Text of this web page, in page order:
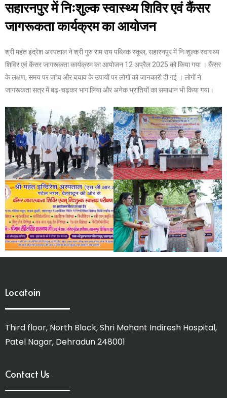
सहारनपुर में निःशुल्क स्वास्थ्य शिविर एवं कैंसर
जागरूकता कार्यक्रम का आयोजन
श्री महंत इंद्रेश अस्पताल ने श्री गुरु राम राय पब्लिक स्कूल, सहारनपुर में निःशुल्क स्वास्थ्य
शिविर एवं कैंसर जागरूकता कार्यक्रम का आयोजन 12 अप्रैल 2025 को किया गया । कैंसर
के लक्षण, समय पर जांच और बचाव के उपायों पर लोगों को जानकारी दी गई । लोगों ने
जागरूकता सत्र में बढ़-चढ़कर भाग लिया और अनेक भ्रांतियों का समाधान भी किया गया।
Locatoin
Third floor, North Block, Shri Mahant Indiresh Hospital,
Patel Nagar, Dehradun 248001
Contact Us